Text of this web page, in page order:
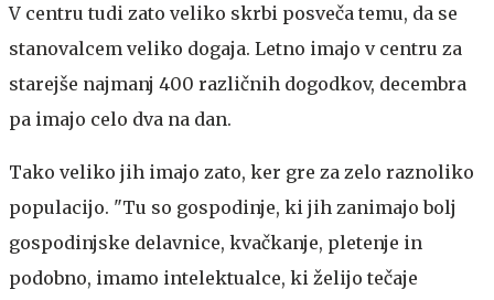
V centru tudi zato veliko skrbi posveča temu, da se
stanovalcem veliko dogaja. Letno imajo v centru za
starejše najmanj 400 različnih dogodkov, decembra
pa imajo celo dva na dan.
Tako veliko jih imajo zato, ker gre za zelo raznoliko
populacijo. "Tu so gospodinje, ki jih zanimajo bolj
gospodinjske delavnice, kvačkanje, pletenje in
podobno, imamo intelektualce, ki želijo tečaje